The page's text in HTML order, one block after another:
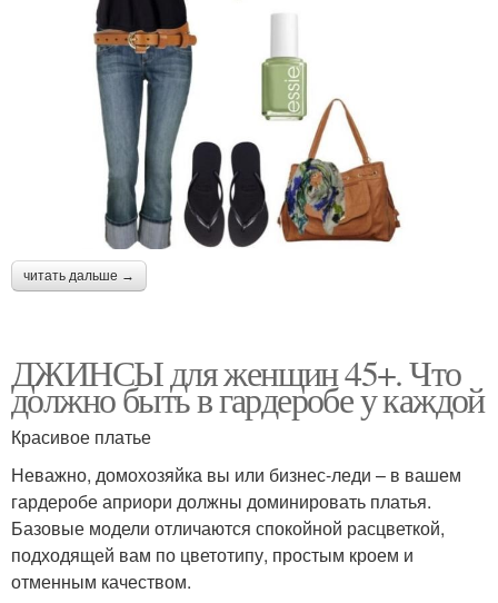
читать дальше →
ДЖИНСЫ для женщин 45+. Что
должно быть в гардеробе у каждой
Красивое платье
Неважно, домохозяйка вы или бизнес-леди – в вашем
гардеробе априори должны доминировать платья.
Базовые модели отличаются спокойной расцветкой,
подходящей вам по цветотипу, простым кроем и
отменным качеством.